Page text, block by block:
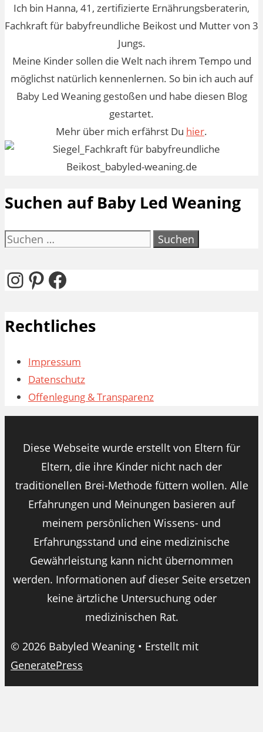
Ich bin Hanna, 41, zertifizierte Ernährungsberaterin,
Fachkraft für babyfreundliche Beikost und Mutter von 3
Jungs.
Meine Kinder sollen die Welt nach ihrem Tempo und
möglichst natürlich kennenlernen. So bin ich auch auf
Baby Led Weaning gestoßen und habe diesen Blog
gestartet.
Mehr über mich erfährst Du hier.
Suchen auf Baby Led Weaning
Suchen
Instagram
Pinterest
Facebook
Rechtliches
Impressum
Datenschutz
Offenlegung & Transparenz
Diese Webseite wurde erstellt von Eltern für
Eltern, die ihre Kinder nicht nach der
traditionellen Brei-Methode füttern wollen. Alle
Erfahrungen und Meinungen basieren auf
meinem persönlichen Wissens- und
Erfahrungsstand und eine medizinische
Gewährleistung kann nicht übernommen
werden. Informationen auf dieser Seite ersetzen
keine ärtzliche Untersuchung oder
medizinischen Rat.
© 2026 Babyled Weaning • Erstellt mit
GeneratePress